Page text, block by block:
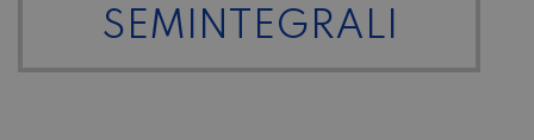
SEMINTEGRALI